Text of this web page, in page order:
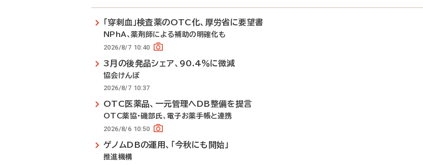
「穿刺血」検査薬のOTC化、厚労省に要望書
NPhA、薬剤師による補助の明確化も
2026/8/7 10:40
3月の後発品シェア、90.4％に微減
協会けんぽ
2026/8/7 10:37
OTC医薬品、一元管理へDB整備を提言
OTC薬協・磯部氏、電子お薬手帳と連携
2026/8/6 10:50
ゲノムDBの運用、「今秋にも開始」
推進機構